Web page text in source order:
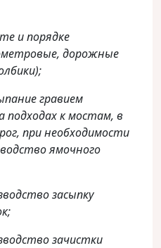
и порядке
дорожные
гравием
подходах к мостам, в
при необходимости
ямочного
засыпку
зачистки